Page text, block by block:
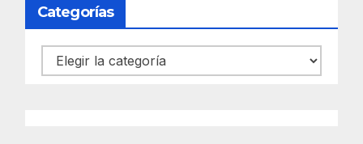
Categorías
Categorías